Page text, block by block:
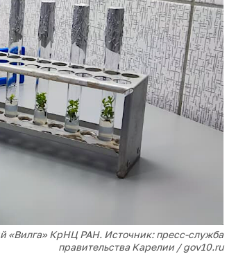
«Вилга» КрНЦ РАН. Источник: пресс-служба
правительства Карелии / gov10.ru